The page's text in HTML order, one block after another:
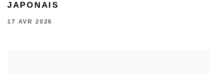
JAPONAIS
17 AVR 2026